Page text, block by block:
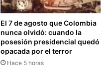
El 7 de agosto que Colombia
nunca olvidó: cuando la
posesión presidencial quedó
opacada por el terror
Hace 5 horas